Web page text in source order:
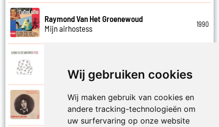
Wij gebruiken cookies
Wij maken gebruik van cookies en
andere tracking-technologieën om
uw surfervaring op onze website
Raymond Van Het Groenewoud
Mijn airhostess
1990
Mijn leven lang
Raymond Van Het Groenewoud
Mijn lieve schatje